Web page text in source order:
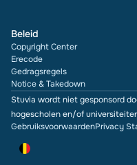
Beleid
Copyright Center
Erecode
Gedragsregels
Notice & Takedown
Stuvia wordt niet gesponsord
hogescholen en/of
GebruiksvoorwaardenPrivacy